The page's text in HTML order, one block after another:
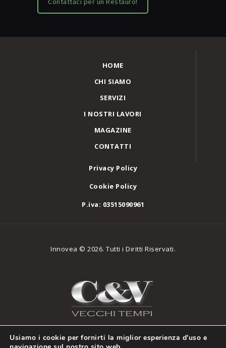
HOME
CHI SIAMO
SERVIZI
I NOSTRI LAVORI
MAGAZINE
CONTATTI
Privacy Policy
Cookie Policy
P.iva: 03515090961
Innovea © 2026. Tutti i Diritti Riservati.
Usiamo i cookie per fornirti la miglior esperienza d'uso e